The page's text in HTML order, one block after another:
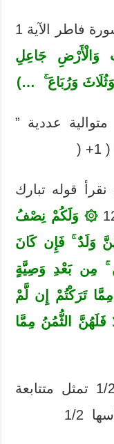
فاطر الآية 1
وَالْأَرْضِ جَاعِلِ
وَرُبَاعَ
…)
، 3 ، 4 تشكل متوالية عددية ”
قوله تبارك
۞ وَلَكُمْ نِصْفُ
وَلَدٌ ۚ فَإِن كَانَ
مِن بَعْدِ وَصِيَّةٍ
تَرَكْتُمْ إِن لَّمْ
الثُّمُنُ مِمَّا
فالكسور 1/8 ، 1/4 ، 1/2 تمثل متتابعة